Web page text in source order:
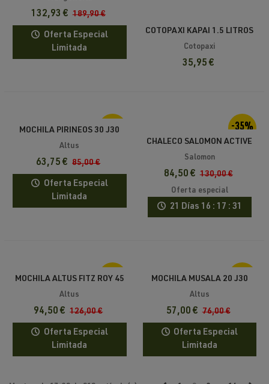
132,93 € 189,90 €
Oferta Especial
Limitada
COTOPAXI KAPAI 1.5 LITROS
HIP PACK DEL DÍA DARK
Cotopaxi
35,95 €
-25%
MOCHILA PIRINEOS 30 J30
ALTUS
Altus
63,75 € 85,00 €
Oferta Especial
Limitada
-35%
CHALECO SALOMON ACTIVE
SKIN 12 + 2 SOFT FLASK
500ML
Salomon
84,50 € 130,00 €
Oferta especial
21 Días 16 : 17 : 31
-25%
MOCHILA ALTUS FITZ ROY 45
J30
Altus
94,50 € 126,00 €
Oferta Especial
Limitada
-25%
MOCHILA MUSALA 20 J30
ALTUS
Altus
57,00 € 76,00 €
Oferta Especial
Limitada